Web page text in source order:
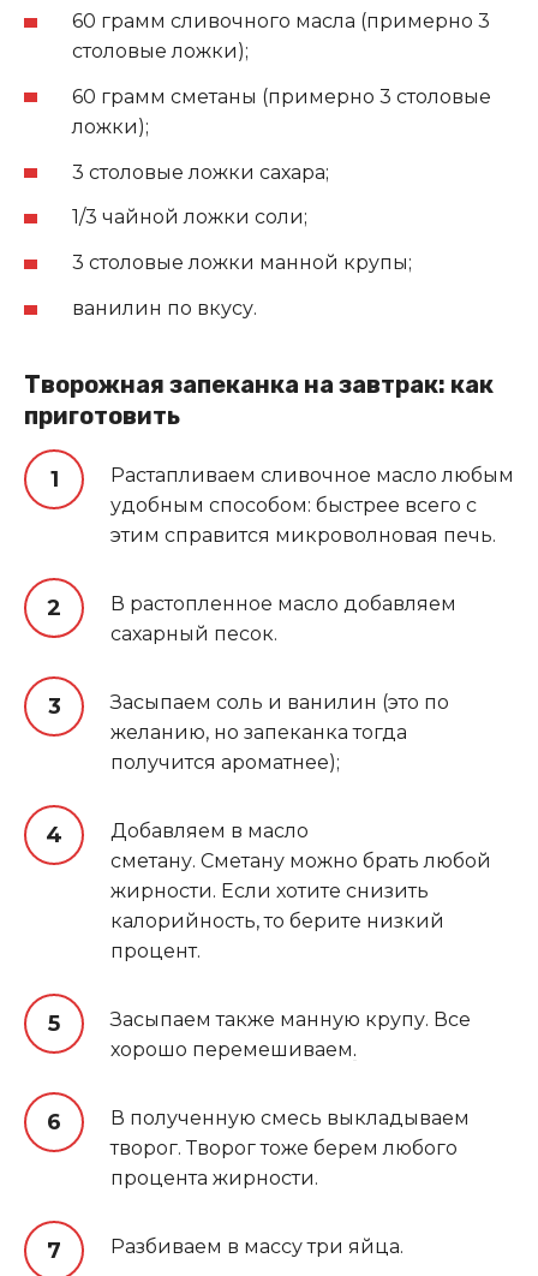
60 грамм сливочного масла (примерно 3
столовые ложки);
60 грамм сметаны (примерно 3 столовые
ложки);
3 столовые ложки сахара;
1/3 чайной ложки соли;
3 столовые ложки манной крупы;
ванилин по вкусу.
Творожная запеканка на завтрак: как
приготовить
Растапливаем сливочное масло любым
удобным способом: быстрее всего с
этим справится микроволновая печь.
В растопленное масло добавляем
сахарный песок.
Засыпаем соль и ванилин (это по
желанию, но запеканка тогда
получится ароматнее);
Добавляем в масло
сметану. Сметану можно брать любой
жирности. Если хотите снизить
калорийность, то берите низкий
процент.
Засыпаем также манную крупу. Все
хорошо перемешиваем.
В полученную смесь выкладываем
творог. Творог тоже берем любого
процента жирности.
Разбиваем в массу три яйца.